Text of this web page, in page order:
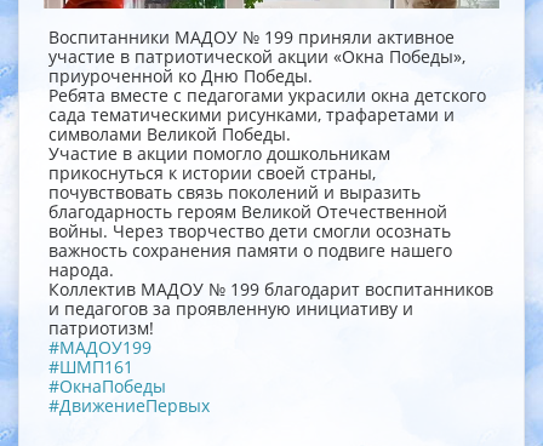
Воспитанники МАДОУ № 199 приняли активное
участие в патриотической акции «Окна Победы»,
приуроченной ко Дню Победы.
Ребята вместе с педагогами украсили окна детского
сада тематическими рисунками, трафаретами и
символами Великой Победы.
Участие в акции помогло дошкольникам
прикоснуться к истории своей страны,
почувствовать связь поколений и выразить
благодарность героям Великой Отечественной
войны. Через творчество дети смогли осознать
важность сохранения памяти о подвиге нашего
народа.
Коллектив МАДОУ № 199 благодарит воспитанников
и педагогов за проявленную инициативу и
патриотизм!
#МАДОУ199
#ШМП161
#ОкнаПобеды
#ДвижениеПервых